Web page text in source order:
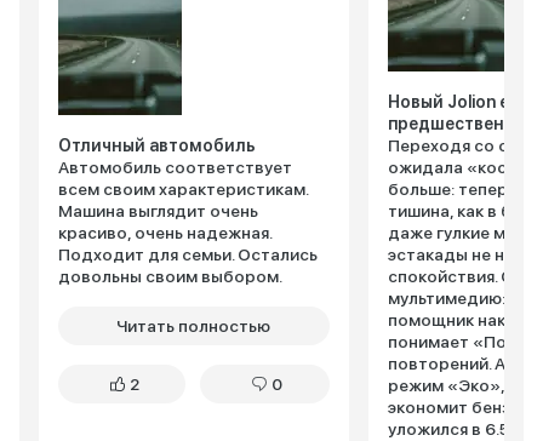
Отличный автомобиль
Автомобиль соответствует
всем своим характеристикам.
Машина выглядит очень
красиво, очень надежная.
Подходит для семьи. Остались
довольны своим выбором.
Читать полностью
2 0
Новый Jolion еще
Переходя со
ожидала
больше: теперь в
тишина, как в
даже гулкие
эстакады не
спокойствия.
мультимедию:
помощник
понимает
повторений. А
режим «Эко»,
экономит бензин
уложился в 6.5